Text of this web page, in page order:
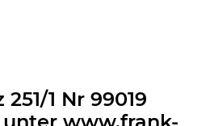
1 Nr 99019